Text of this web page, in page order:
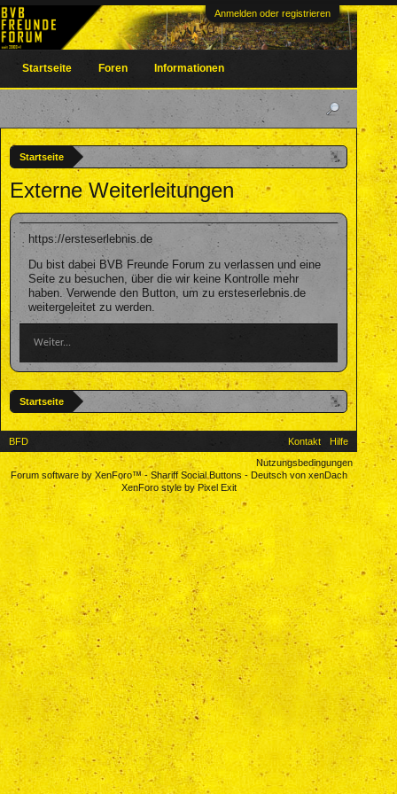
Anmelden oder registrieren
Startseite
Externe Weiterleitungen
https://ersteserlebnis.de
Du bist dabei BVB Freunde Forum zu verlassen und eine
Seite zu besuchen, über die wir keine Kontrolle mehr
haben. Verwende den Button, um zu ersteserlebnis.de
weitergeleitet zu werden.
Weiter...
Startseite
Startseite Foren Informationen
BFD Kontakt
Hilfe
Nutzungsbedingungen
Forum software by XenForo™-Shariff Social Buttons- Deutsch von xenDach
XenForo style by Pixel Exit